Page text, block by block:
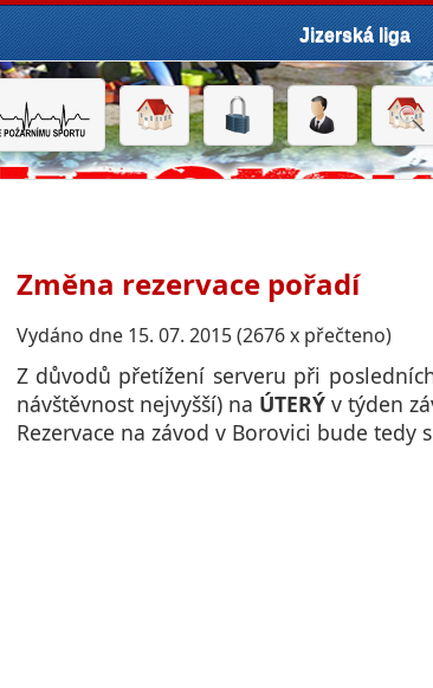
Jizerská liga
Změna rezervace pořadí
Vydáno dne 15. 07. 2015 (2676 x přečteno)
Z důvodů přetížení serveru při
návštěvnost nejvyšší) na ÚTERÝv týden
Rezervace na závod v Borovici bude tedy